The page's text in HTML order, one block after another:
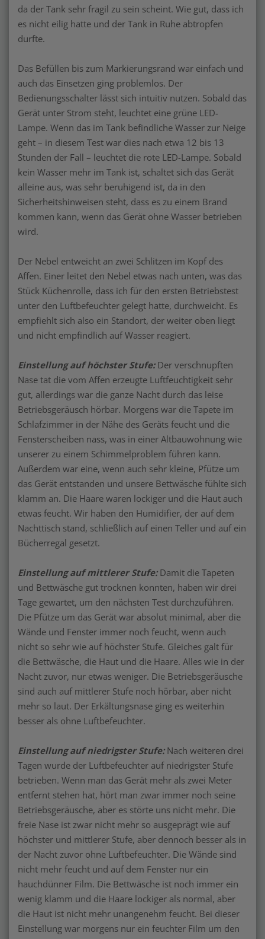
da der Tank sehr fragil zu sein scheint. Wie gut, dass ich
es nicht eilig hatte und der Tank in Ruhe abtropfen
durfte.
Das Befüllen bis zum Markierungsrand war einfach und
auch das Einsetzen ging problemlos. Der
Bedienungsschalter lässt sich intuitiv nutzen. Sobald das
Gerät unter Strom steht, leuchtet eine grüne LED-
Lampe. Wenn das im Tank befindliche Wasser zur Neige
geht – in diesem Test war dies nach etwa 12 bis 13
Stunden der Fall – leuchtet die rote LED-Lampe. Sobald
kein Wasser mehr im Tank ist, schaltet sich das Gerät
alleine aus, was sehr beruhigend ist, da in den
Sicherheitshinweisen steht, dass es zu einem Brand
kommen kann, wenn das Gerät ohne Wasser betrieben
wird.
Der Nebel entweicht an zwei Schlitzen im Kopf des
Affen. Einer leitet den Nebel etwas nach unten, was das
Stück Küchenrolle, dass ich für den ersten Betriebstest
unter den Luftbefeuchter gelegt hatte, durchweicht. Es
empfiehlt sich also ein Standort, der weiter oben liegt
und nicht empfindlich auf Wasser reagiert.
Einstellung auf höchster Stufe:Der verschnupften
Nase tat die vom Affen erzeugte Luftfeuchtigkeit sehr
gut, allerdings war die ganze Nacht durch das leise
Betriebsgeräusch hörbar. Morgens war die Tapete im
Schlafzimmer in der Nähe des Geräts feucht und die
Fensterscheiben nass, was in einer Altbauwohnung wie
unserer zu einem Schimmelproblem führen kann.
Außerdem war eine, wenn auch sehr kleine, Pfütze um
das Gerät entstanden und unsere Bettwäsche fühlte sich
klamm an. Die Haare waren lockiger und die Haut auch
etwas feucht. Wir haben den Humidifier, der auf dem
Nachttisch stand, schließlich auf einen Teller und auf ein
Bücherregal gesetzt.
Einstellung auf mittlerer Stufe:Damit die Tapeten
und Bettwäsche gut trocknen konnten, haben wir drei
Tage gewartet, um den nächsten Test durchzuführen.
Die Pfütze um das Gerät war absolut minimal, aber die
Wände und Fenster immer noch feucht, wenn auch
nicht so sehr wie auf höchster Stufe. Gleiches galt für
die Bettwäsche, die Haut und die Haare. Alles wie in der
Nacht zuvor, nur etwas weniger. Die Betriebsgeräusche
sind auch auf mittlerer Stufe noch hörbar, aber nicht
mehr so laut. Der Erkältungsnase ging es weiterhin
besser als ohne Luftbefeuchter.
Einstellung auf niedrigster Stufe:Nach weiteren drei
Tagen wurde der Luftbefeuchter auf niedrigster Stufe
betrieben. Wenn man das Gerät mehr als zwei Meter
entfernt stehen hat, hört man zwar immer noch seine
Betriebsgeräusche, aber es störte uns nicht mehr. Die
freie Nase ist zwar nicht mehr so ausgeprägt wie auf
höchster und mittlerer Stufe, aber dennoch besser als in
der Nacht zuvor ohne Luftbefeuchter. Die Wände sind
nicht mehr feucht und auf dem Fenster nur ein
hauchdünner Film. Die Bettwäsche ist noch immer ein
wenig klamm und die Haare lockiger als normal, aber
die Haut ist nicht mehr unangenehm feucht. Bei dieser
Einstellung war morgens nur ein feuchter Film um den